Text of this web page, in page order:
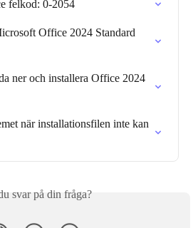
felkod: 0-2054
Office 2024 Standard
ner och installera Office 2024
när installationsfilen inte kan
svar på din fråga?